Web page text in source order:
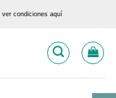
ver condiciones aquí